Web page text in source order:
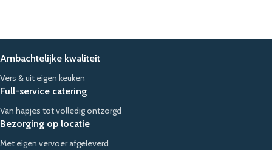
Ambachtelijke kwaliteit
Vers & uit eigen keuken
Full-service catering
Van hapjes tot volledig ontzorgd
Bezorging op locatie
Met eigen vervoer afgeleverd